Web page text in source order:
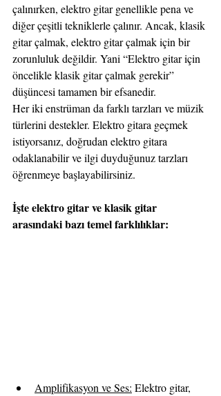
çalınırken, elektro gitar genellikle pena ve
diğer çeşitli tekniklerle çalınır. Ancak, klasik
gitar çalmak, elektro gitar çalmak için bir
zorunluluk değildir. Yani “Elektro gitar için
öncelikle klasik gitar çalmak gerekir”
düşüncesi tamamen bir efsanedir.
Her iki enstrüman da farklı tarzları ve müzik
türlerini destekler. Elektro gitara geçmek
istiyorsanız, doğrudan elektro gitara
odaklanabilir ve ilgi duyduğunuz tarzları
öğrenmeye başlayabilirsiniz.
İşte elektro gitar ve klasik gitar
arasındaki bazı temel farklılıklar:
Amplifikasyon ve Ses: Elektro gitar,